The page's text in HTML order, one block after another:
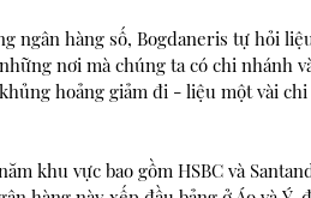
ngân hàng số, Bogdaneris tự hỏi
nơi mà chúng ta có chi nhánh
hoảng giảm đi - liệu một vài
khu vực bao gồm HSBC và